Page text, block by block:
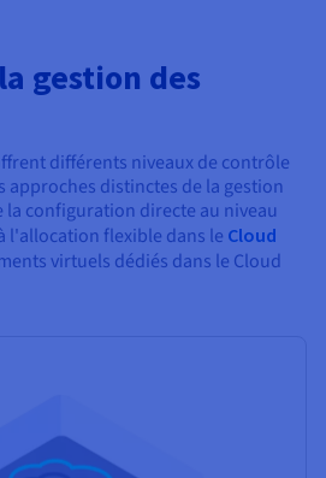
gestion des
différents niveaux de contrôle
approches distinctes de la gestion
la configuration directe au niveau
l'allocation flexible dans le Cloud
virtuels dédiés dans le Cloud